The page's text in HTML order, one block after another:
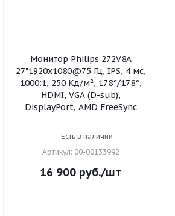
Монитор Philips 272V8A
27"1920x1080@75 Гц, IPS, 4 мс,
1000:1, 250 Кд/м², 178°/178°,
HDMI, VGA (D-sub),
DisplayPort, AMD FreeSync
Есть в наличии
Артикул: 00-00133992
16 900руб./шт